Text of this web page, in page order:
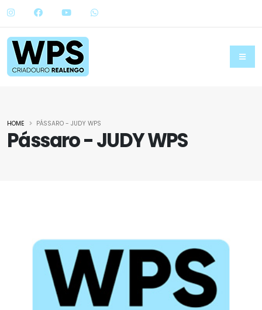
Pássaro - JUDY WPS
HOME PÁSSARO - JUDY WPS